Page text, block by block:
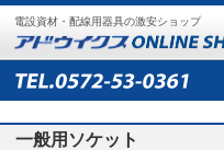
電設資材・配線用器具の激安ショップ
一般用ソケット